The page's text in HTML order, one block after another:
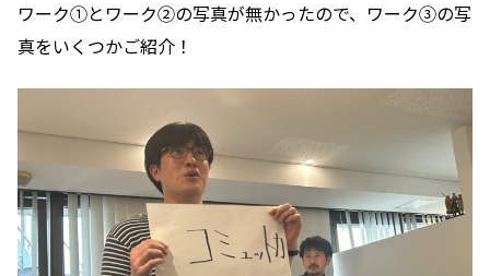
ワーク①とワーク②の写真が無かったので、ワーク③の写
真をいくつかご紹介！